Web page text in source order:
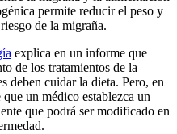
permite reducir el peso y
de la migraña.
explica en un informe que
de los tratamientos de la
deben cuidar la dieta. Pero, en
un médico establezca un
que podrá ser modificado en